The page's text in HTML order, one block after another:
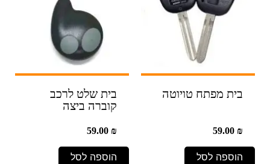
בית מפתח טויוטה
59.00₪
הוספה לסל
בית שלט לרכב
קוברה ביצה
59.00₪
הוספה לסל